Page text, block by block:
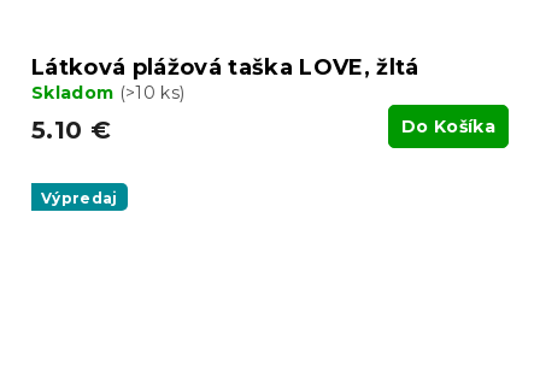
Látková plážová taška LOVE, žltá
Skladom (>10 ks)
5.10 € Do Košíka
Výpredaj